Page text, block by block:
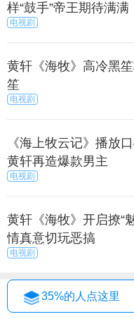
样“鼓手”帝王期待满满
电视剧
黄轩《海牧》高冷黑
笙
电视剧
《海上牧云记》播放
黄轩再造爆款男主
电视剧
黄轩《海牧》开启撩“
情真意切玩恶搞
电视剧
35%的人点这里